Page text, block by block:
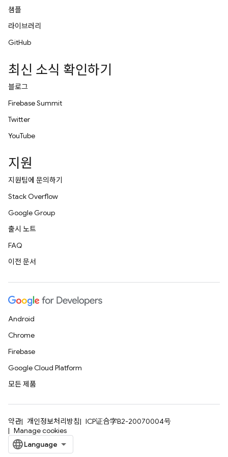
샘플
라이브러리
GitHub
최신 소식 확인하기
블로그
Firebase Summit
Twitter
YouTube
지원
지원팀에 문의하기
Stack Overflow
Google Group
출시 노트
FAQ
이전 문서
Android
Chrome
Firebase
Google Cloud Platform
모든 제품
약관 개인정보처리방침
ICP证合字B2-20070004号
Manage cookies